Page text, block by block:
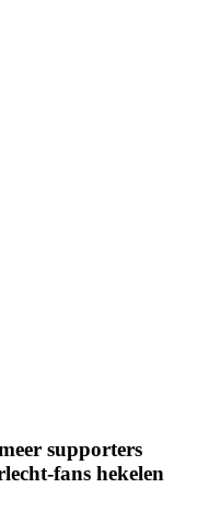
supporters
fans hekelen